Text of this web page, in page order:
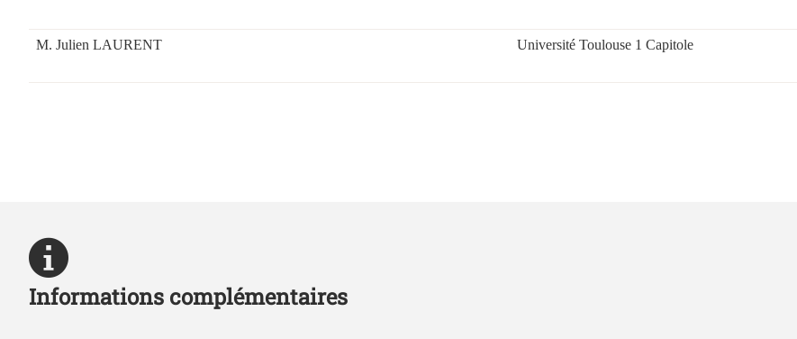
M. Julien LAURENT Université Toulouse 1 Capitole
Informations complémentaires